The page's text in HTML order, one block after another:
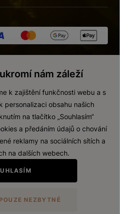
ZNOJMO, a. s.
o přístupnosti
nápojů osobám mladším 18 let.
webProgress
nám záleží
k zajištění funkčnosti webu a s
personalizaci obsahu našich
na tlačítko „Souhlasím“
a předáním údajů o chování
reklamy na sociálních sítích a
na dalších webech.
NEZBYTNÉ